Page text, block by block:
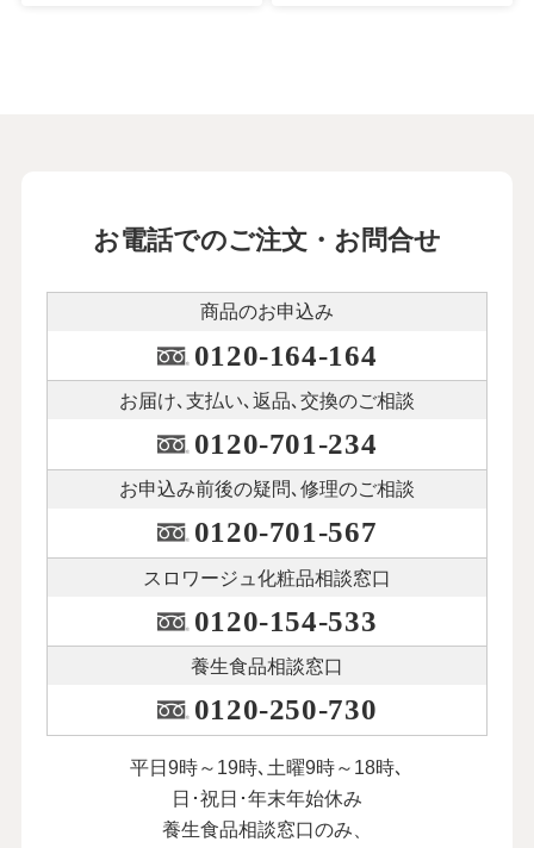
お電話でのご注文・お問合せ
商品のお申込み
0120-164-164
お届け､支払い､ 返品､交換のご相談
0120-701-234
お申込み前後の疑問､修理のご相談
0120-701-567
スロワージュ化粧品相談窓口
0120-154-533
養生食品相談窓口
0120-250-730
平日9時～19時､土曜9時～18時､
日･祝日･年末年始休み
養生食品相談窓口のみ、